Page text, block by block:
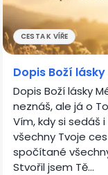
CESTA K VÍŘE
Dopis Boží lásky
Dopis Boží lásky
neznáš, ale já o
Vím, kdy si sedáš
všechny Tvoje
spočítané
Stvořil jsem Tě...